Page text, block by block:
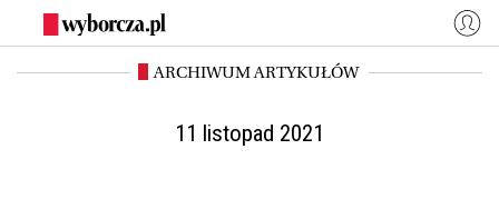
WYBORCZA.PL
Świat
ARCHIWUM ARTYKUŁÓW
11 listopad 2021